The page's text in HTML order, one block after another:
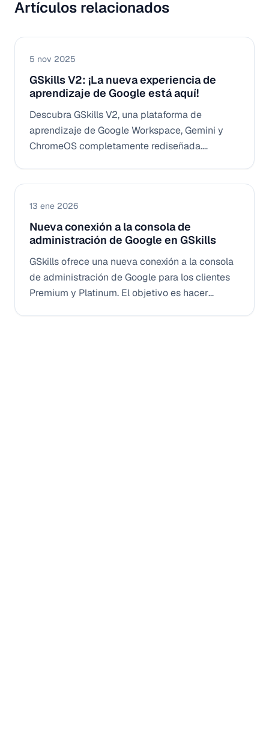
Artículos relacionados
5 nov 2025
GSkills V2: ¡La nueva experiencia de
aprendizaje de Google está aquí!
Descubra GSkills V2, una plataforma de
aprendizaje de Google Workspace, Gemini y
ChromeOS completamente rediseñada.
sus equipos.
13 ene 2026
Nueva conexión a la consola de
administración de Google en GSkills
GSkills ofrece una nueva conexión a la consola
de administración de Google para los clientes
Premium y Platinum. El objetivo es hacer